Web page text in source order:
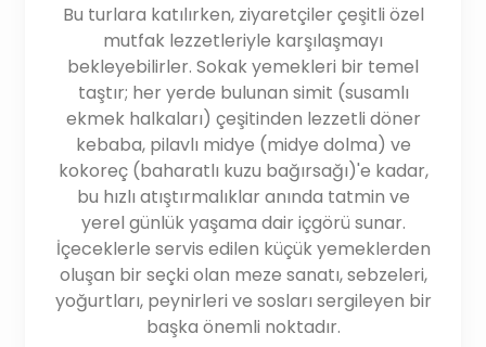
Bu turlara katılırken, ziyaretçiler çeşitli özel
mutfak lezzetleriyle karşılaşmayı
bekleyebilirler. Sokak yemekleri bir temel
taştır; her yerde bulunan simit (susamlı
ekmek halkaları) çeşitinden lezzetli döner
kebaba, pilavlı midye (midye dolma) ve
kokoreç (baharatlı kuzu bağırsağı)'e kadar,
bu hızlı atıştırmalıklar anında tatmin ve
yerel günlük yaşama dair içgörü sunar.
İçeceklerle servis edilen küçük yemeklerden
oluşan bir seçki olan meze sanatı, sebzeleri,
yoğurtları, peynirleri ve sosları sergileyen bir
başka önemli noktadır.